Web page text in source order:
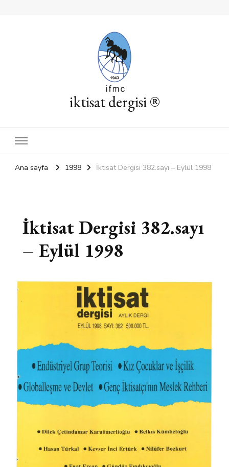
iktisat dergisi ®
Ana sayfa 1998 İktisat Dergisi 382.sayı – Eylül 1998
İktisat Dergisi 382.sayı
– Eylül 1998